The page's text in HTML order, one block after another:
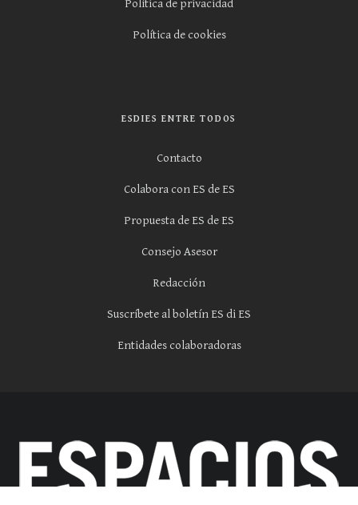
Política de privacidad
Política de cookies
ESDIES ENTRE TODOS
Contacto
Colabora con ES de ES
Propuesta de ES de ES
Consejo Asesor
Redacción
Suscríbete al boletín ES di ES
Entidades colaboradoras